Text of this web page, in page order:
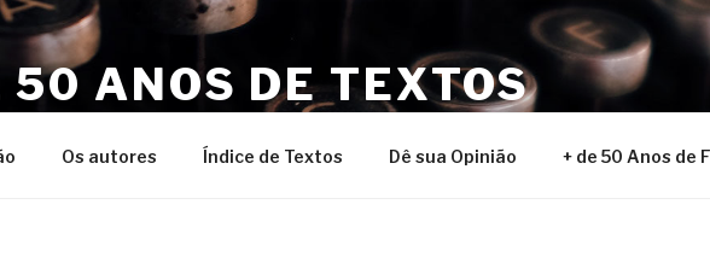
50 ANOS DE TEXTOS
Os autores Índice de Textos Dê sua Opinião + de 50 Anos de